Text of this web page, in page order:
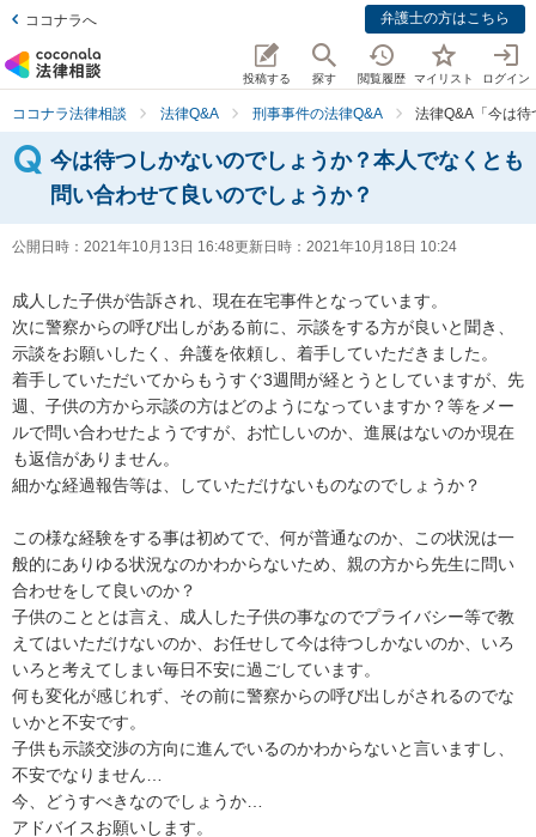
ココナラへ 弁護士の方はこちら
投稿する 探す 閲覧履歴 マイリスト ログイン
ココナラ法律相談 法律Q&A 刑事事件の法律Q&A 法律Q&A「今は
今は待つしかないのでしょうか？本人でなくとも
問い合わせて良いのでしょうか？
公開日時： 2021年10月13日 16:48更新日時： 2021年10月18日 10:24
成人した子供が告訴され、現在在宅事件となっています。
次に警察からの呼び出しがある前に、示談をする方が良いと聞き、
示談をお願いしたく、弁護を依頼し、着手していただきました。
着手していただいてからもうすぐ3週間が経とうとしていますが、先
週、子供の方から示談の方はどのようになっていますか？等をメー
ルで問い合わせたようですが、お忙しいのか、進展はないのか現在
も返信がありません。
細かな経過報告等は、していただけないものなのでしょうか？
この様な経験をする事は初めてで、何が普通なのか、この状況は一
般的にありゆる状況なのかわからないため、親の方から先生に問い
合わせをして良いのか？
子供のこととは言え、成人した子供の事なのでプライバシー等で教
えてはいただけないのか、お任せして今は待つしかないのか、いろ
いろと考えてしまい毎日不安に過ごしています。
何も変化が感じれず、その前に警察からの呼び出しがされるのでな
いかと不安です。
子供も示談交渉の方向に進んでいるのかわからないと言いますし、
不安でなりません…
今、どうすべきなのでしょうか…
アドバイスお願いします。